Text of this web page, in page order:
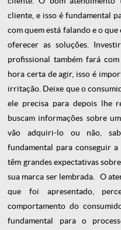
cliente, e isso é fundamental
com quem está falando e o
oferecer as soluções.
profissional também fará
hora certa de agir, isso é
irritação. Deixe que o
ele precisa para depois lhe
buscam informações sobre
vão adquiri-lo ou não,
fundamental para conseguir a
têm grandes expectativas
sua marca ser lembrada.O
que foi apresentado,
comportamento do
fundamental para o